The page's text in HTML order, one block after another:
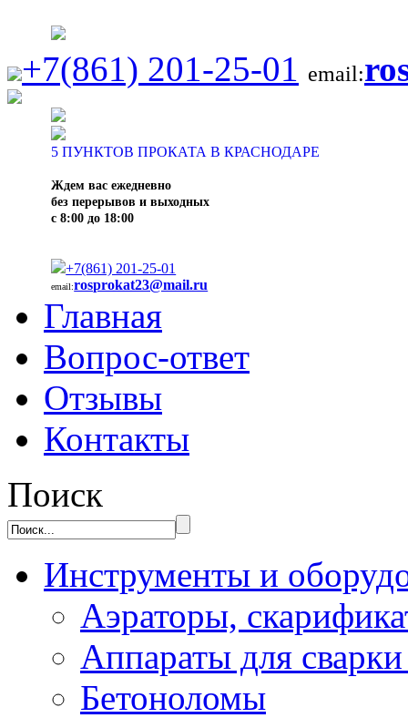
+7(861) 201-25-01 email:
5 ПУНКТОВ ПРОКАТА В КРАСНОДАРЕ
Ждем вас ежедневно
без перерывов и выходных
с 8:00 до 18:00
+7(861) 201-25-01
email:rosprokat23@mail.ru
Главная
Вопрос-ответ
Отзывы
Контакты
Поиск
Инструменты и
Аэраторы,
Аппараты для
Бетоноломы